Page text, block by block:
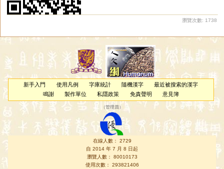
瀏覽次數: 1738
新手入門 使用凡例 字庫統計 隨機漢字
最近被搜索的漢字
鳴謝
製作單位 私隱政策 免責聲明 意見簿
（管理員 ）
在線人數： 2729
自 2014 年 7 月 8 日起
瀏覽人數： 80010173
使用次數： 293821406